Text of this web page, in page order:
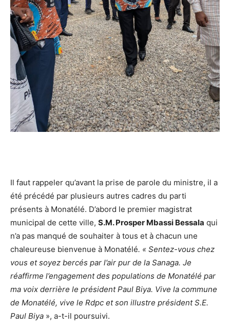
Il faut rappeler qu’avant la prise de parole du ministre, il a
été précédé par plusieurs autres cadres du parti
présents à Monatélé. D’abord le premier magistrat
municipal de cette ville, S.M. Prosper Mbassi Bessala qui
n’a pas manqué de souhaiter à tous et à chacun une
chaleureuse bienvenue à Monatélé. « Sentez-vous chez
vous et soyez bercés par l’air pur de la Sanaga. Je
réaffirme l’engagement des populations de Monatélé par
ma voix derrière le président Paul Biya. Vive la commune
de Monatélé, vive le Rdpc et son illustre président S.E.
Paul Biya », a-t-il poursuivi.